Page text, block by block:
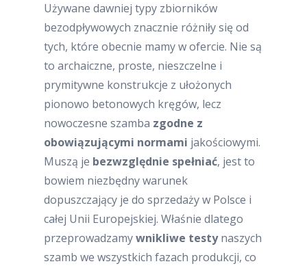
Używane dawniej typy zbiorników
bezodpływowych znacznie różniły się od
tych, które obecnie mamy w ofercie. Nie są
to archaiczne, proste, nieszczelne i
prymitywne konstrukcje z ułożonych
pionowo betonowych kręgów, lecz
nowoczesne szamba zgodne z
obowiązującymi normami jakościowymi.
Muszą je bezwzględnie spełniać, jest to
bowiem niezbędny warunek
dopuszczający je do sprzedaży w Polsce i
całej Unii Europejskiej. Właśnie dlatego
przeprowadzamywnikliwe testynaszych
szamb we wszystkich fazach produkcji, co